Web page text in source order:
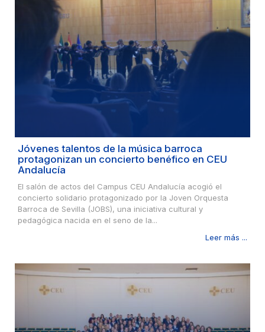
Jóvenes talentos de la música barroca
protagonizan un concierto benéfico en CEU
Andalucía
El salón de actos del Campus CEU Andalucía acogió el
concierto solidario protagonizado por la Joven Orquesta
Barroca de Sevilla (JOBS), una iniciativa cultural y
pedagógica nacida en el seno de la...
Leer más ...